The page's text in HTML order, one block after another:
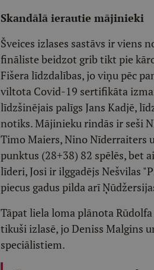
Skandālā ierautie mājinieki
Šveices izlases sastāvs ir viens
fināliste beidzot grib tikt pie
Fišera līdzdalības, jo viņu pēc
viltota Covid-19 sertifikāta
līdzšinējais palīgs Jans Kadjē,
notiks. Mājinieku rindās ir seši
Timo Maiers, Nino Nīderraiters
punktus (28+38) 82 spēlēs, bet
līderi, Josi ir ilggadējs Nešvilas
piecus gadus pilda arī
Tāpat liela loma plānota
tikuši izlasē, jo Deniss Malgins
speciālistiem.